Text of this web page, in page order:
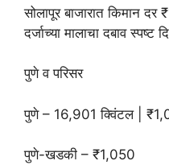
सोलापूर बाजारात किमान दर
दर्जाच्या मालाचा दबाव स्पष्ट
पुणे व परिसर
पुणे – 16,901 क्विंटल |
पुणे-खडकी – ₹1,050